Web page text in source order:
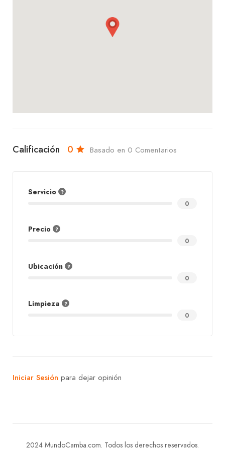
Calificación 0 Basado en 0 Comentarios
Servicio
0
Precio
0
Ubicación
0
Limpieza
0
Iniciar Sesión para dejar opinión
2024 MundoCamba.com. Todos los derechos reservados.